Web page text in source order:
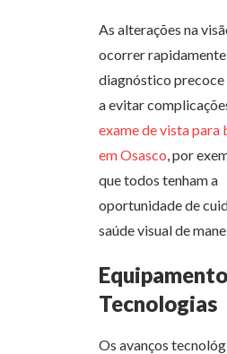
As alterações na
ocorrer
diagnóstico precoce
a evitar
exame de vista para
em Osasco, por
que todos tenham a
oportunidade de
saúde visual de
Tecnologias
Os avanços